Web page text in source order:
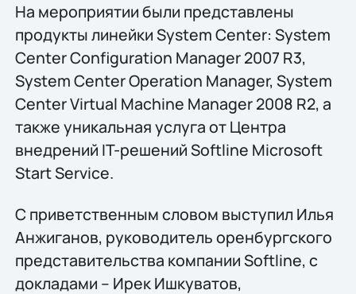
На мероприятии были представлены
продукты линейки System Center: System
Center Configuration Manager 2007 R3,
System Center Operation Manager, System
Center Virtual Machine Manager 2008 R2, а
также уникальная услуга от Центра
внедрений IT-решений Softline Microsoft
Start Service.
С приветственным словом выступил Илья
Анжиганов, руководитель оренбургского
представительства компании Softline, с
докладами – Ирек Ишкуватов,